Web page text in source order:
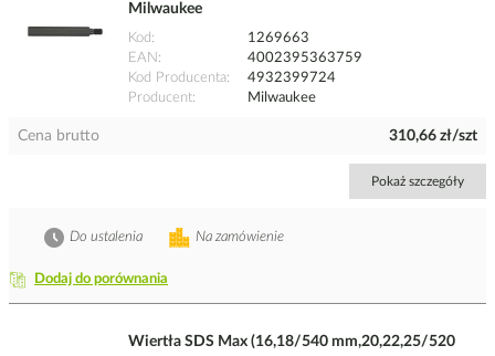
Milwaukee
Kod
1269663
EAN
4002395363759
Kod Producenta
4932399724
Producent
Milwaukee
Cena brutto 310,66 zł/szt
Pokaż szczegóły
Dodaj do porównania
Na zamówienie
Do ustalenia
Wiertła SDS Max (16,18/540 mm,20,22,25/520